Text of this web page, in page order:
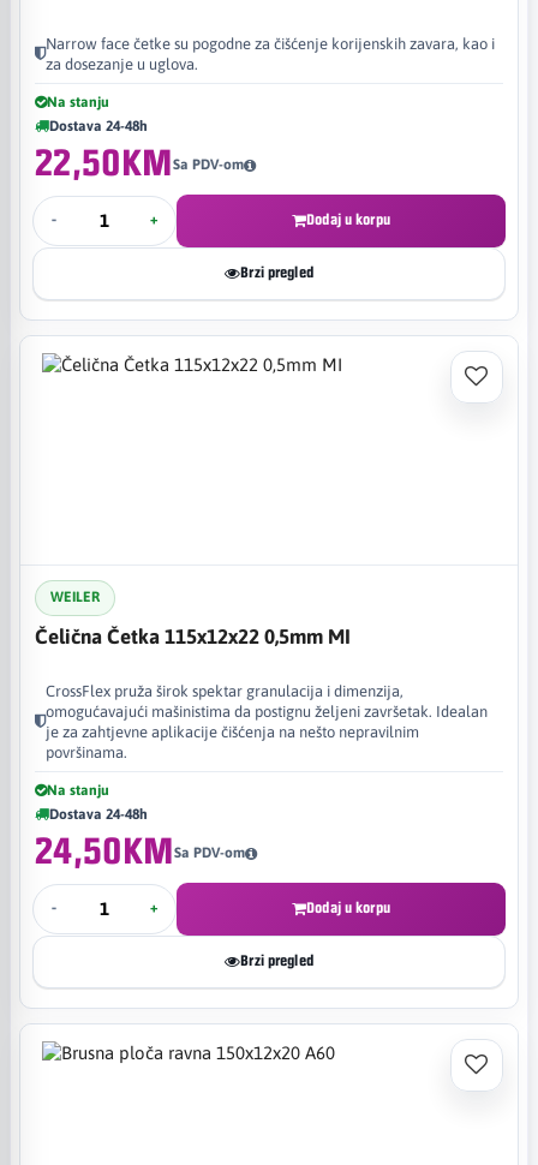
Narrow face četke su pogodne za čišćenje korijenskih zavara, kao i
za dosezanje u uglova.
Na stanju
Dostava 24-48h
22,50KMSa PDV-om
- + Dodaj u korpu
Brzi pregled
WEILER
Čelična Četka 115x12x22 0,5mm MI
CrossFlex pruža širok spektar granulacija i dimenzija,
omogućavajući mašinistima da postignu željeni završetak. Idealan
je za zahtjevne aplikacije čišćenja na nešto nepravilnim
površinama.
Na stanju
Dostava 24-48h
24,50KMSa PDV-om
- + Dodaj u korpu
Brzi pregled